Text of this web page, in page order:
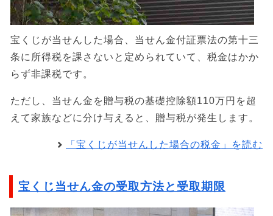
宝くじが当せんした場合、当せん金付証票法の第十三
条に所得税を課さないと定められていて、税金はかか
らず非課税です。
ただし、当せん金を贈与税の基礎控除額110万円を超
えて家族などに分け与えると、贈与税が発生します。
「宝くじが当せんした場合の税金」を読む
宝くじ当せん金の受取方法と受取期限